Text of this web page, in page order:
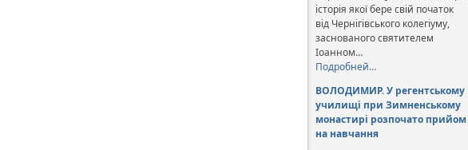
історія якої бере свій початок
від Чернігівського колегіуму,
заснованого святителем
Іоанном…
Подробней…
ВОЛОДИМИР. У регентському
училищі при Зимненському
монастирі розпочато прийом
на навчання